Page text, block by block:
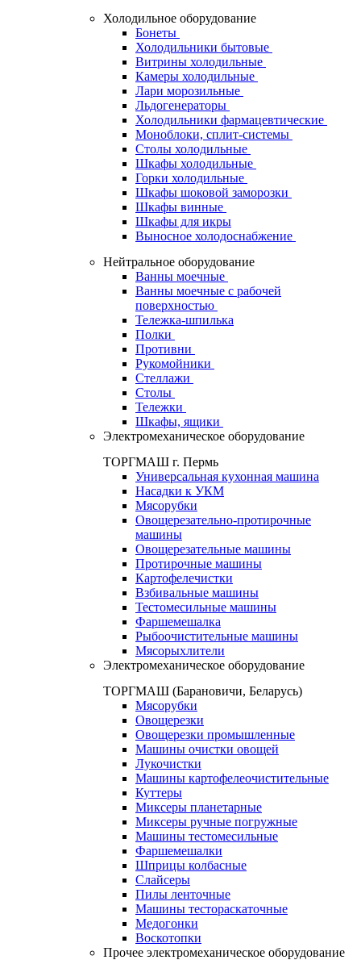
Холодильное оборудование
Бонеты
Холодильники бытовые
Витрины холодильные
Камеры холодильные
Лари морозильные
Льдогенераторы
Холодильники фармацевтические
Моноблоки, сплит-системы
Столы холодильные
Шкафы холодильные
Горки холодильные
Шкафы шоковой заморозки
Шкафы винные
Шкафы для икры
Выносное холодоснабжение
Нейтральное оборудование
Ванны моечные
Ванны моечные с рабочей
поверхностью
Тележка-шпилька
Полки
Противни
Рукомойники
Стеллажи
Столы
Тележки
Шкафы, ящики
Электромеханическое оборудование
ТОРГМАШ г. Пермь
Универсальная кухонная машина
Насадки к УКМ
Мясорубки
Овощерезательно-протирочные
машины
Овощерезательные машины
Протирочные машины
Картофелечистки
Взбивальные машины
Тестомесильные машины
Фаршемешалка
Рыбоочистительные машины
Мясорыхлители
Электромеханическое оборудование
ТОРГМАШ (Барановичи, Беларусь)
Мясорубки
Овощерезки
Овощерезки промышленные
Машины очистки овощей
Лукочистки
Машины картофелеочистительные
Куттеры
Миксеры планетарные
Миксеры ручные погружные
Машины тестомесильные
Фаршемешалки
Шприцы колбасные
Слайсеры
Пилы ленточные
Машины тестораскаточные
Медогонки
Воскотопки
Прочее электромеханическое оборудование